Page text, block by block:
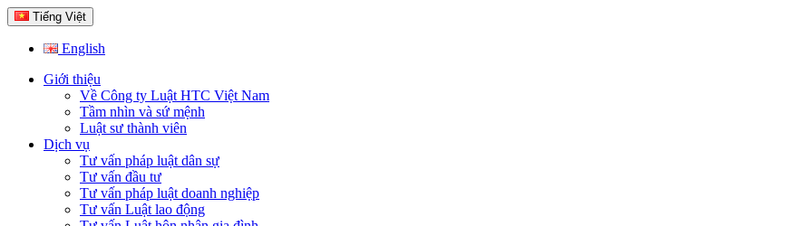
Tiếng Việt
English
Giới thiệu
Về Công ty Luật HTC Việt Nam
Tầm nhìn và sứ mệnh
Luật sư thành viên
Dịch vụ
Tư vấn pháp luật dân sự
Tư vấn đầu tư
Tư vấn pháp luật doanh nghiệp
Tư vấn Luật lao động